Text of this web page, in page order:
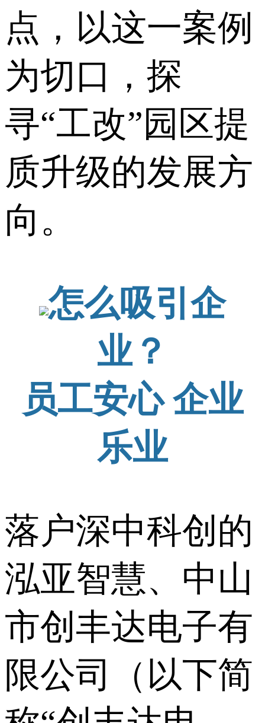
点，以这一案例
为切口，探
寻“工改”园区提
质升级的发展方
向。
怎么吸引企
业？
员工安心 企业
乐业
落户深中科创的
泓亚智慧、中山
市创丰达电子有
限公司（以下简